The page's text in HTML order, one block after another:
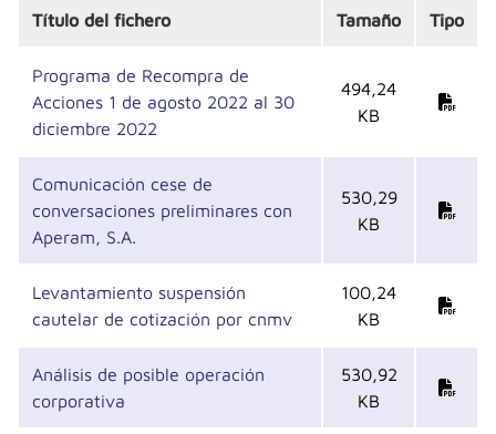
Título del fichero Tamaño Tipo
Programa de Recompra de
Acciones 1 de agosto 2022 al 30
diciembre 2022
494,24
KB
Comunicación cese de
conversaciones preliminares con
Aperam, S.A.
530,29
KB
Levantamiento suspensión
cautelar de cotización por cnmv
100,24
KB
Análisis de posible operación
corporativa
530,92
KB